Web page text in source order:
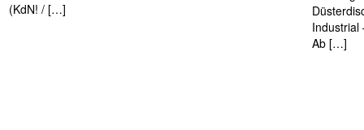
(KdN! / […]
Industrial
Ab […]